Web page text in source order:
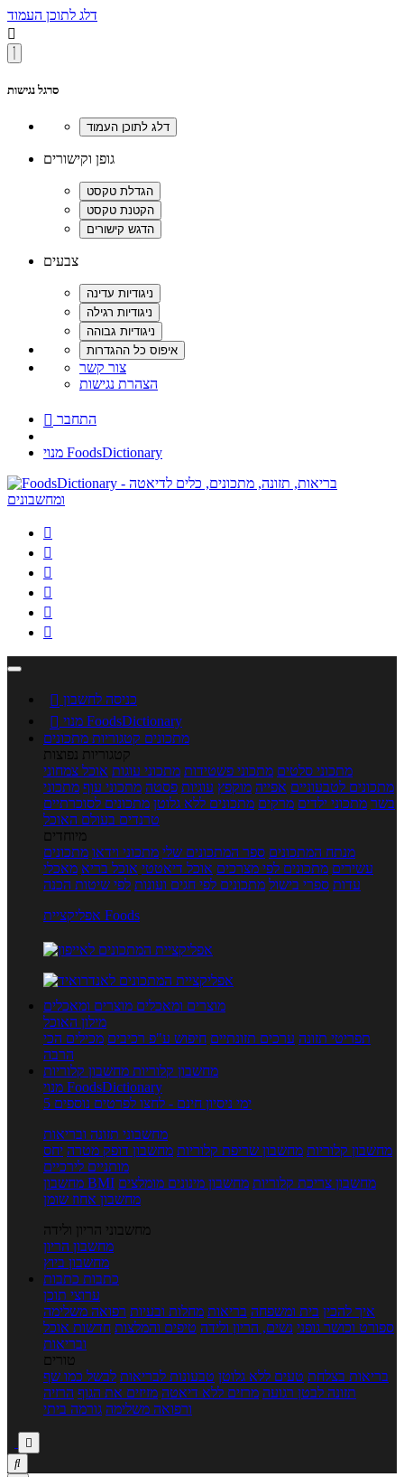
דלג לתוכן העמוד

סרגל נגישות
גופן וקישורים
צבעים
צור קשר
הצהרת נגישות
 התחבר
מנוי FoodsDictionary






 כניסה לחשבון

מנוי FoodsDictionary
מתכונים קטגוריות מתכונים
קטגוריות נפוצות
מתכוני סלטים מתכוני פשטידות מתכוני עוגות אוכל צמחוני
מתכונים לטבעוניים אפייה מוקפץ עוגיות פסטה מתכוני עוף מתכוני
בשר מתכוני ילדים מרקים מתכונים ללא גלוטן מתכונים לסוכרתיים
טרנדים בעולם האוכל
מיוחדים
מנתח המתכונים ספר המתכונים שלי מתכוני וידאו מתכונים
עשירים מתכונים לפי מצרכים אוכל דיאטטי אוכל בריא מאכלי
עדות ספרי בישול מתכונים לפי חגים ועונות לפי שיטות הכנה
אפליקציית Foods
מוצרים ומאכלים מוצרים ומאכלים
מילון האוכל
תפריטי תזונה ערכים תזונתיים חיפוש ע"פ רכיבים מכילים הכי
הרבה
מחשבון קלוריות מחשבון קלוריות
מנוי FoodsDictionary
5 ימי ניסיון חינם - לחצו לפרטים נוספים
מחשבוני תזונה ובריאות
מחשבון קלוריות מחשבון שריפת קלוריות מחשבון דופק מטרה יחס
מותניים לירכיים
מחשבון BMI
מחשבון צריכת קלוריות מחשבון מינונים מומלצים
מחשבון אחוז שומן
מחשבוני הריון ולידה
מחשבון הריון
מחשבון ביוץ
כתבות כתבות
ערוצי תוכן
איך להכין בית ומשפחה בריאות מחלות ובעיות רפואה משלימה
ספורט וכושר גופני נשים, הריון ולידה טיפים והמלצות חדשות אוכל
ובריאות
טורים
בריאות בצלחת טעים ללא גלוטן טבעונות לבריאות לבשל כמו שף
תזונה לבטן רגועה מרזים ללא דיאטה מזיזים את הגוף הרזיה
ורפואה משלימה גורמה ביתי

